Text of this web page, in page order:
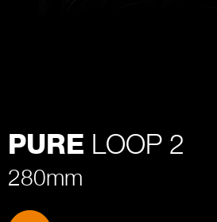
PURE LOOP 2
280mm